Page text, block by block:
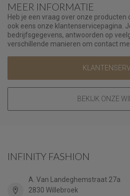
MEER INFORMATIE
Heb je een vraag over onze producten
ook eens onze klantenservicepagina.
bedrijfsgegevens, antwoorden op
verschillende manieren om contact
BEKIJK ONZE
INFINITY FASHION
A. Van Landeghemstraat 27a
2830 Willebroek